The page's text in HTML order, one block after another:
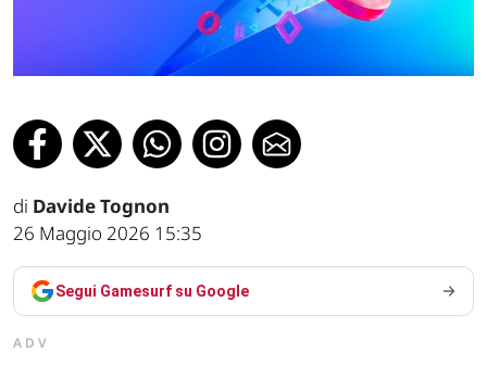
di Davide Tognon
26 Maggio 2026 15:35
Segui Gamesurf su Google
ADV